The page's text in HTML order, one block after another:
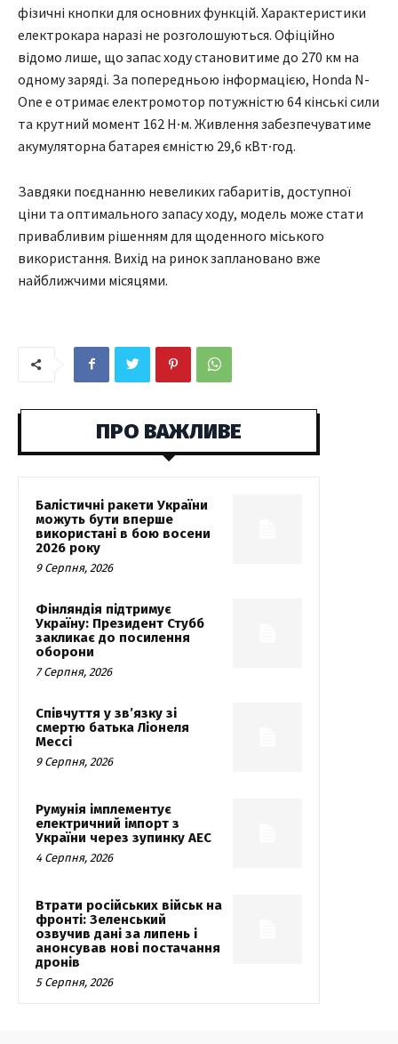
фізичні кнопки для основних функцій. Характеристики
електрокара наразі не розголошуються. Офіційно
відомо лише, що запас ходу становитиме до 270 км на
одному заряді. За попередньою інформацією, Honda N-
One e отримає електромотор потужністю 64 кінські сили
та крутний момент 162 Н∙м. Живлення забезпечуватиме
акумуляторна батарея ємністю 29,6 кВт∙год.
Завдяки поєднанню невеликих габаритів, доступної
ціни та оптимального запасу ходу, модель може стати
привабливим рішенням для щоденного міського
використання. Вихід на ринок заплановано вже
найближчими місяцями.
ПРО ВАЖЛИВЕ
Балістичні ракети України
можуть бути вперше
використані в бою восени
2026 року
9 Серпня, 2026
Фінляндія підтримує
Україну: Президент Стубб
закликає до посилення
оборони
7 Серпня, 2026
Співчуття у зв’язку зі
смертю батька Ліонеля
Мессі
9 Серпня, 2026
Румунія імплементує
електричний імпорт з
України через зупинку АЕС
4 Серпня, 2026
Втрати російських військ на
фронті: Зеленський
озвучив дані за липень і
анонсував нові постачання
дронів
5 Серпня, 2026